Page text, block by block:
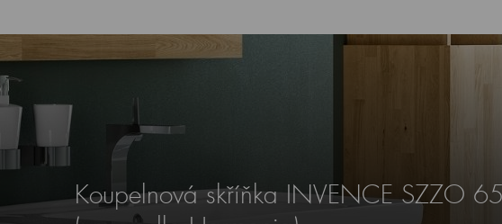
Koupelnová skříňka INVENCE SZZO 65